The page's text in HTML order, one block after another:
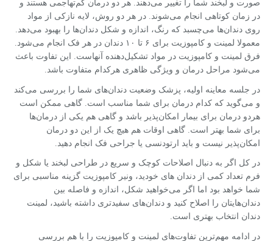
صورت و لبخند شما را تغییر می‌دهند. هر دو درمان کم‌تهاجمی هستند و
در زمان کوتاهی انجام می‌شوند. در هر دو روش، لایه نازکی از مواد
روی دندان‌ها می‌چسبد که رنگ، اندازه و شکل دندان‌ها را بهبود می‌دهد.
معمولا لمینت و کامپوزیت برای ۶ تا ۱۰ دندان در هر فک انجام می‌شود.
فرق لمینت و کامپوزیت در مواد تشکیل‌دهنده آنهاست. این تفاوت باعث
می‌شود مراحل درمان و ویژگی ظاهری هرکدام متفاوت باشد.
در جلسه معاینه اولیه، پزشک وضعیت دندان‌های شما را بررسی می‌کند
و می‌گوید که کدام درمان برای شما مناسب است. گاهی ممکن است
هردو درمان برای بیمار امکان‌پذیر باشد و گاهی هم یکی از درمان‌ها
برای شما بهتر است. گاهی اوقات هم هیچ یک از این دو درمان
امکان‌پذیر نیست و باید ارتودنسی یا جراحی فک انجام دهید.
در کل اگر به دنبال اصلاحات کوچک و سریع در طراحی لبخند یا شکل و
فرم تعداد کمی از دندان های خودید، ونیر کامپوزیت گزینه مناسبی برای
شما خواهد بود اما اگر می‌خواهید شکل، اندازه و فاصله بین
دندان‌هایتان را اصلاح کنید و دندان‌های سفیدتری داشته باشید، لمینت
دندان انتخاب بهتری است.
در ادامه مهم‌ترین تفاوت‌های لمینت و کامپوزیت را با هم بررسی